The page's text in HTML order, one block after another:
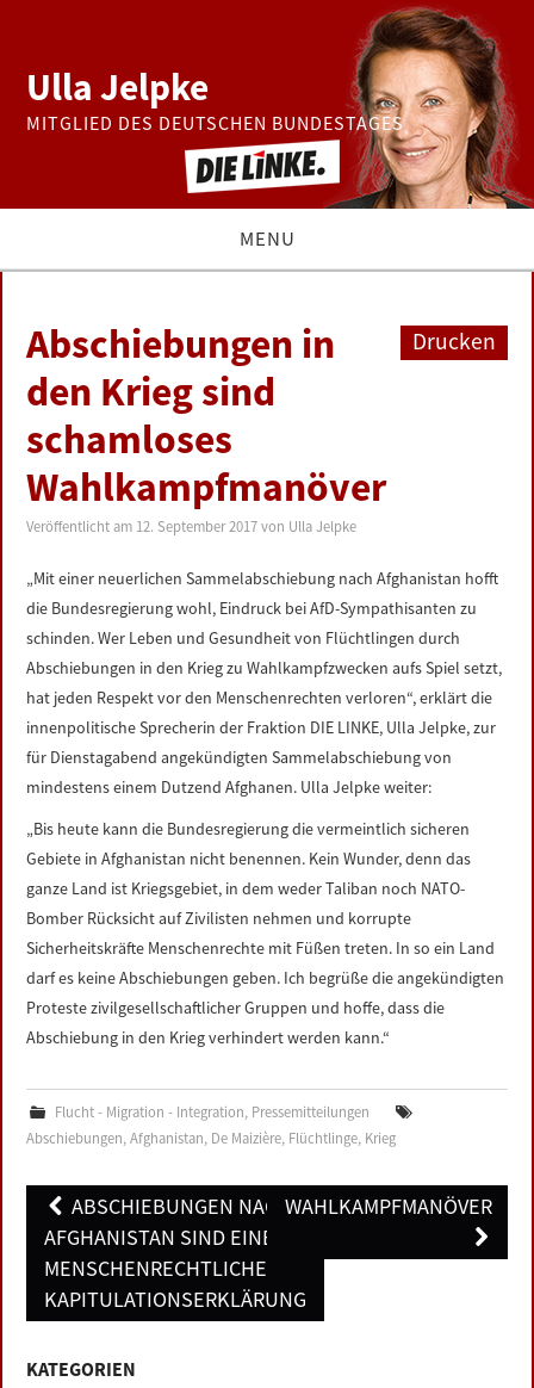
Ulla Jelpke
MITGLIED DES DEUTSCHEN BUNDESTAGES
MENU
BUNDESTAG
PRESSE
ZUR PERSON
DATENSCHUTZERKLÄRUNG
IMPRESSUM
Drucken
Abschiebungen in
den Krieg sind
schamloses
Wahlkampfmanöver
Veröffentlicht am 12. September 2017 von Ulla Jelpke
„Mit einer neuerlichen Sammelabschiebung nach Afghanistan hofft
die Bundesregierung wohl, Eindruck bei AfD-Sympathisanten zu
schinden. Wer Leben und Gesundheit von Flüchtlingen durch
Abschiebungen in den Krieg zu Wahlkampfzwecken aufs Spiel setzt,
hat jeden Respekt vor den Menschenrechten verloren“, erklärt die
innenpolitische Sprecherin der Fraktion DIE LINKE, Ulla Jelpke, zur
für Dienstagabend angekündigten Sammelabschiebung von
mindestens einem Dutzend Afghanen. Ulla Jelpke weiter:
„Bis heute kann die Bundesregierung die vermeintlich sicheren
Gebiete in Afghanistan nicht benennen. Kein Wunder, denn das
ganze Land ist Kriegsgebiet, in dem weder Taliban noch NATO-
Bomber Rücksicht auf Zivilisten nehmen und korrupte
Sicherheitskräfte Menschenrechte mit Füßen treten. In so ein Land
darf es keine Abschiebungen geben. Ich begrüße die angekündigten
Proteste zivilgesellschaftlicher Gruppen und hoffe, dass die
Abschiebung in den Krieg verhindert werden kann.“
Flucht - Migration - Integration, Pressemitteilungen
Abschiebungen,Afghanistan, De Maizière, Flüchtlinge, Krieg
Post
navigation
ABSCHIEBUNGEN NACH
AFGHANISTAN SIND EINE
MENSCHENRECHTLICHE
KAPITULATIONSERKLÄRUNG
WAHLKAMPFMANÖVER
KATEGORIEN